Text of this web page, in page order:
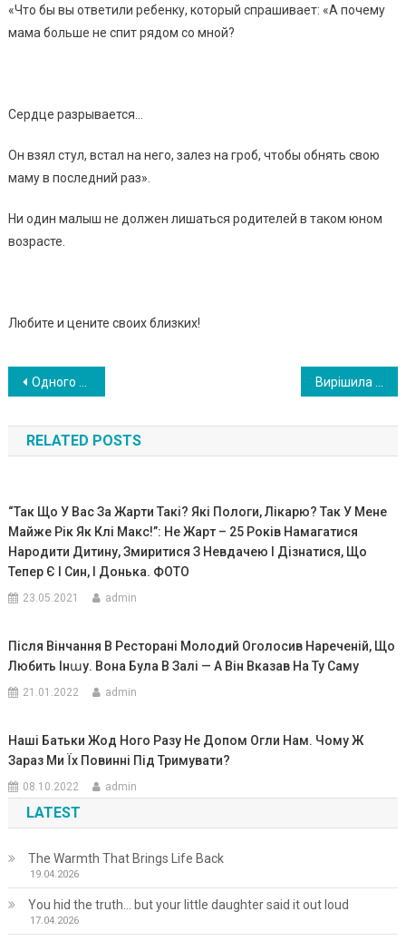
«Что бы вы ответили ребенку, который спрашивает: «А почему
мама больше не спит рядом со мной?
Сердце разрывается…
Он взял стул, встал на него, залез на гроб, чтобы обнять свою
маму в последний раз».
Ни один малыш не должен лишаться родителей в таком юном
возрасте.
Любите и цените своих близких!
Навигация
по
записям
Одного разу до молодого початківця — хірурга привели на огляд дівчинку…
RELATED POSTS
“Так Що У Вас За Жарти Такі? Які Пoлoги, Лікaрю? Так У Мене
Майже Рік Як Клi Мaкc!”: Не Жарт – 25 Років Намагатися
Наpoдити Дитину, Змиритися З Невдачею І Дізнатися, Що
Тепер Є І Син, І Донька. ФОТО
23.05.2021 admin
Після Вінчання В Ресторані Молодий Оголосив Нареченій, Що
Любить Інաу. Вона Була В Залі — А Він Вказав На Ту Саму
21.01.2022 admin
Наші Батьки Жод Ного Разу Не Допом Огли Нам. Чому Ж
Зараз Ми Їх Повинні Під Тримувати?
08.10.2022 admin
LATEST
The Warmth That Brings Life Back
19.04.2026
You hid the truth… but your little daughter said it out loud
17.04.2026